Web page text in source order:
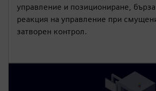
управление и позициониране,
реакция на управление при
затворен контрол.